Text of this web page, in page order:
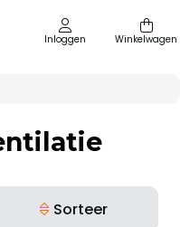
Inloggen Winkelwagen
Sorteer